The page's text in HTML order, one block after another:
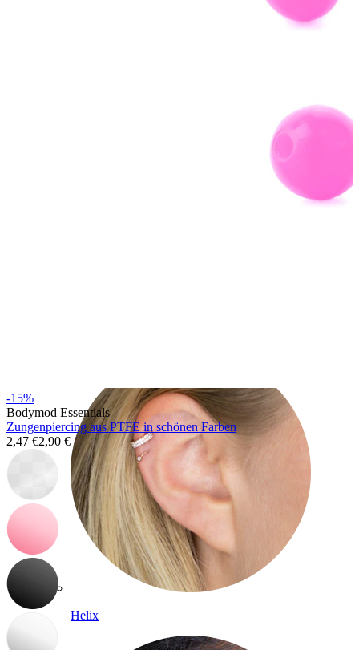
Helix
-15%
Bodymod Essentials
Zungenpiercing aus PTFE in schönen Farben
2,47 €2,90 €